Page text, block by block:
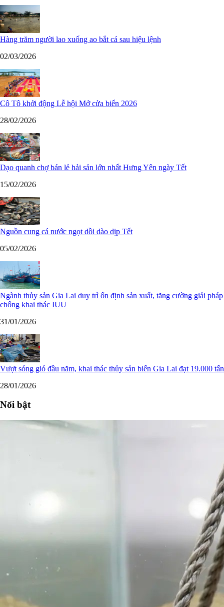
Hàng trăm người lao xuống ao bắt cá sau hiệu lệnh
02/03/2026
Cô Tô khởi động Lễ hội Mở cửa biển 2026
28/02/2026
Dạo quanh chợ bán lẻ hải sản lớn nhất Hưng Yên ngày Tết
15/02/2026
Nguồn cung cá nước ngọt dồi dào dịp Tết
05/02/2026
Ngành thủy sản Gia Lai duy trì ổn định sản xuất, tăng cường giải pháp
chống khai thác IUU
31/01/2026
Vượt sóng gió đầu năm, khai thác thủy sản biển Gia Lai đạt 19.000 tấn
28/01/2026
Nổi bật